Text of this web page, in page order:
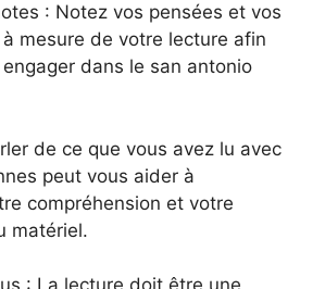
: Notez vos pensées et vos
mesure de votre lecture afin
dans le san antonio
de ce que vous avez lu avec
peut vous aider à
compréhension et votre
matériel.
: La lecture doit être une